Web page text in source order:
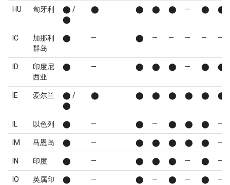
HU 匈牙利
⬤ /
⬤
⬤ ⬤ ⬤ ⬤ — ⬤ ⬤
IC
加那利
群岛
⬤ — ⬤ — — — — —
ID
印度尼
西亚
⬤ — ⬤ ⬤ ⬤ — ⬤ ⬤
IE 爱尔兰
⬤ /
⬤
⬤ ⬤ ⬤ ⬤ ⬤ ⬤ ⬤
IL 以色列 ⬤ — ⬤ — ⬤ ⬤ ⬤ —
IM 马恩岛 ⬤ — ⬤ ⬤ ⬤ ⬤ ⬤ —
IN 印度 ⬤ — ⬤ ⬤ ⬤ — ⬤ —
IO
英属印
⬤ — ⬤ — ⬤ — ⬤ —